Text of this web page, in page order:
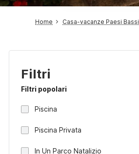
Home Casa-vacanze Paesi Bassi
Filtri
Filtri popolari
Piscina
Piscina Privata
In Un Parco Natalizio